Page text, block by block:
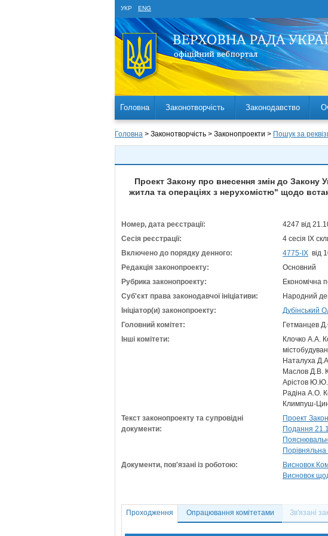
УКР ENG
Головна Законотворчість Законодавство
Головна > Законотворчість > Законопроекти > Пошук за
Проект Закону про внесення змін до Закону
житла та операціях з нерухомістю" щодо
Номер, дата реєстрації:
4247 від
Сесія реєстрації:
4 сесія IX
Включено до порядку денного:
4775-IX від
Редакція законопроекту:
Основний
Рубрика законопроекту:
Економічна
Суб'єкт права законодавчої ініціативи:
Народний
Ініціатор(и) законопроекту:
Дубінський
Головний комітет:
Гетманцев
Інші комітети:
Клочко А.А.
Наталуха
Маслов Д.В.
Арістов Ю.Ю.
Радіна А.О.
Климпуш-
Текст законопроекту та супровідні
документи:
Проект
Подання
Документи, пов'язані із роботою:
Висновок
Висновок
Проходження Опрацювання комітетами Зв'язані